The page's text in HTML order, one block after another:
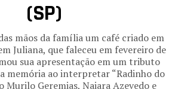
(SP)
mãos da família um café criado em
Juliana, que faleceu em fevereiro de
sua apresentação em um tributo
memória ao interpretar “Radinho do
Murilo Geremias, Naiara Azevedo e